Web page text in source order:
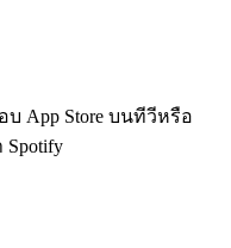
App Store บนทีวีหรือ